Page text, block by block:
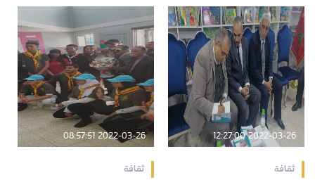
2022-03-26 12:27:00
ثقافة
2022-03-26 08:57:51
ثقافة